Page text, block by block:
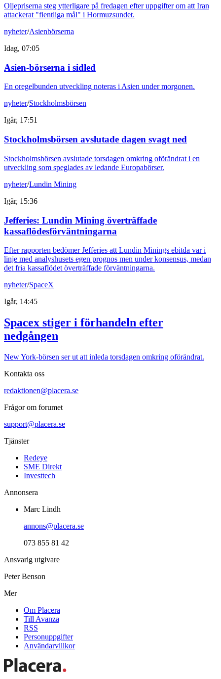
Oljepriserna steg ytterligare på fredagen efter uppgifter om att Iran
attackerat "fientliga mål" i Hormuzsundet.
nyheter/Asienbörserna
Idag, 07:05
Asien-börserna i sidled
En oregelbunden utveckling noteras i Asien under morgonen.
nyheter/Stockholmsbörsen
Igår, 17:51
Stockholmsbörsen avslutade dagen svagt ned
Stockholmsbörsen avslutade torsdagen omkring oförändrat i en
utveckling som speglades av ledande Europabörser.
nyheter/Lundin Mining
Igår, 15:36
Jefferies: Lundin Mining överträffade
kassaflödesförväntningarna
Efter rapporten bedömer Jefferies att Lundin Minings ebitda var i
linje med analyshusets egen prognos men under konsensus, medan
det fria kassaflödet överträffade förväntningarna.
nyheter/SpaceX
Igår, 14:45
Spacex stiger i förhandeln efter
nedgången
New York-börsen ser ut att inleda torsdagen omkring oförändrat.
Kontakta oss
redaktionen@placera.se
Frågor om forumet
support@placera.se
Tjänster
Redeye
SME Direkt
Investtech
Annonsera
Marc Lindh
annons@placera.se
073 855 81 42
Ansvarig utgivare
Peter Benson
Mer
Om Placera
Till Avanza
RSS
Personuppgifter
Användarvillkor